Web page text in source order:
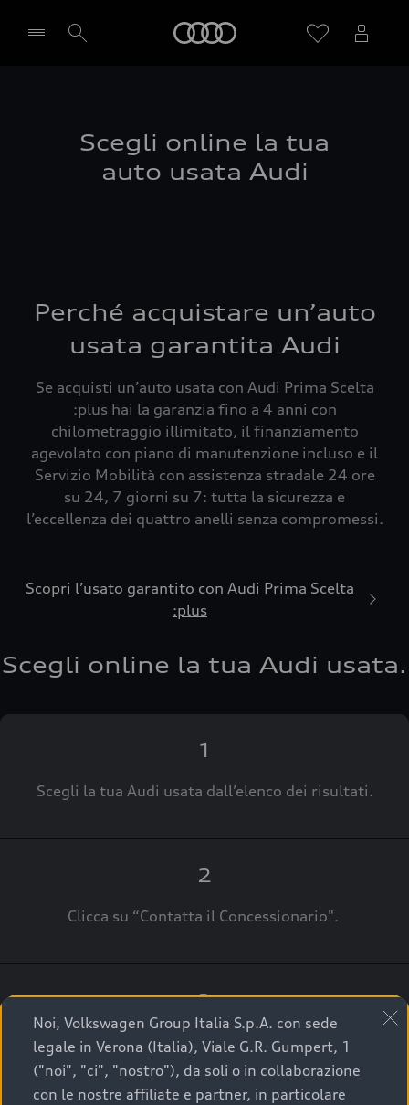
Scegli online la tua
auto usata Audi
Perché acquistare un’auto
usata garantita Audi
Se acquisti un’auto usata con Audi Prima Scelta
:plus hai la garanzia fino a 4 anni con
chilometraggio illimitato, il finanziamento
agevolato con piano di manutenzione incluso e il
Servizio Mobilità con assistenza stradale 24 ore
su 24, 7 giorni su 7: tutta la sicurezza e
l’eccellenza dei quattro anelli senza compromessi.
Scopri l’usato garantito con Audi Prima Scelta
:plus
Scegli online la tua Audi usata.
1
Scegli la tua Audi usata dall’elenco dei risultati.
2
Clicca su “Contatta il Concessionario".
3
A breve verrai ricontattato dal Customer Care
Audi Center o direttamente dal Concessionario
che ti supporterà per finalizzare la tua richiesta.
Noi, Volkswagen Group Italia S.p.A. con sede
legale in Verona (Italia), Viale G.R. Gumpert, 1
("noi", "ci", "nostro"), da soli o in collaborazione
con le nostre affiliate e partner, in particolare